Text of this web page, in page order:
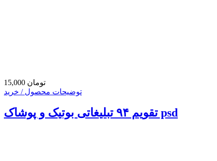
15,000 تومان
توضیحات محصول / خرید
تقویم ۹۴ تبلیغاتی بوتیک و پوشاک psd